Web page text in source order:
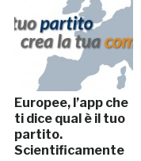
Europee, l’app che
ti dice qual è il tuo
partito.
Scientificamente